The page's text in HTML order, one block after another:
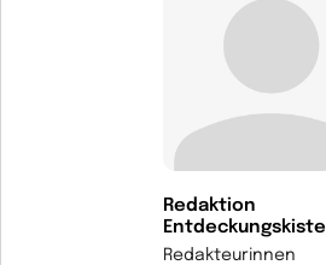
Redaktion
Entdeckungskiste
Redakteurinnen